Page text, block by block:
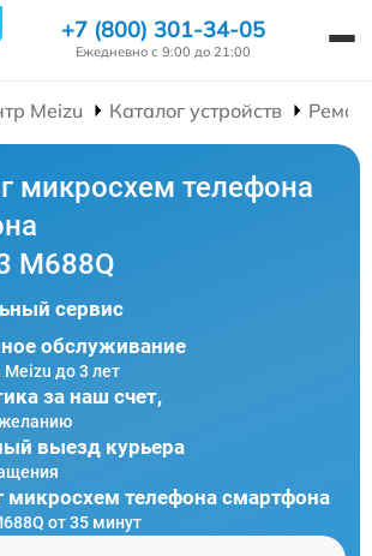
+7 (800) 301-34-05
Ежедневно с 9:00 до 21:00
Meizu Каталог устройств
микросхем телефона
M688Q
сервис
обслуживание
до 3 лет
за наш счет,
выезд курьера
микросхем телефона смартфона
от 35 минут